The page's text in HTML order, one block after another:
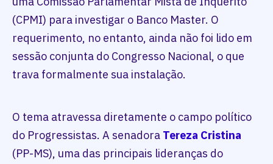
(CPMI) para investigar o Banco Master. O
requerimento, no entanto, ainda não foi lido em
sessão conjunta do Congresso Nacional, o que
trava formalmente sua instalação.
O tema atravessa diretamente o campo político
do Progressistas. A senadora Tereza Cristina
(PP-MS), uma das principais lideranças do